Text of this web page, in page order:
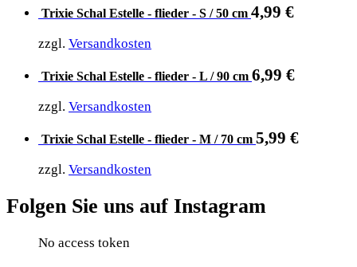
Trixie Schal Estelle - flieder - S / 50 cm 4,99 €
zzgl. Versandkosten
Trixie Schal Estelle - flieder - L / 90 cm 6,99 €
zzgl. Versandkosten
Trixie Schal Estelle - flieder - M / 70 cm 5,99 €
zzgl. Versandkosten
Folgen Sie uns auf Instagram
No access token